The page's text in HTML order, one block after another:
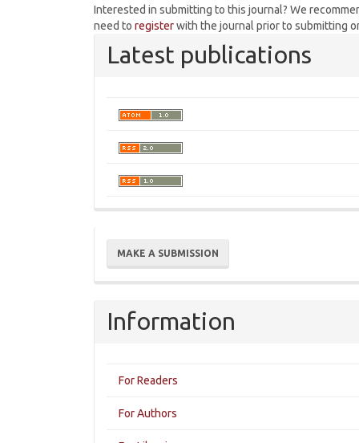
Interested in submitting to this journal? We
need to registerwith the journal prior to submitting
Latest publications
Make
Submission
MAKE A SUBMISSION
Information
For Readers
For Authors